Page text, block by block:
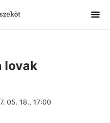
lovak
05. 18., 17:00